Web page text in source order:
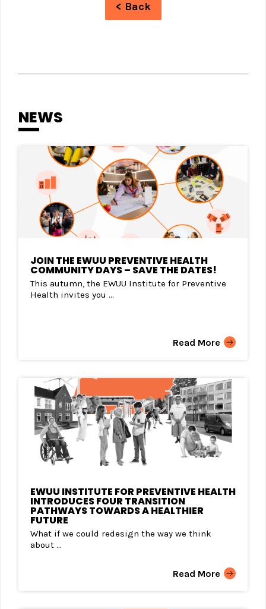
< Back
NEWS
JOIN THE EWUU PREVENTIVE HEALTH
COMMUNITY DAYS – SAVE THE DATES!
This autumn, the EWUU Institute for Preventive
Health invites you ...
Read More
EWUU INSTITUTE FOR PREVENTIVE HEALTH
INTRODUCES FOUR TRANSITION
PATHWAYS TOWARDS A HEALTHIER
FUTURE
What if we could redesign the way we think
about ...
Read More